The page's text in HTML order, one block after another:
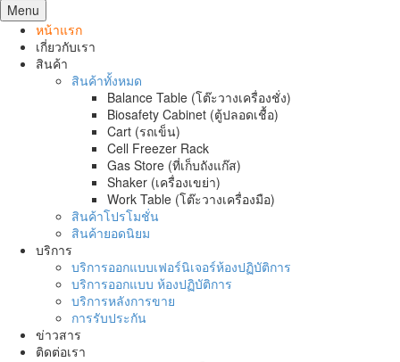
Menu
หน้าแรก
เกี่ยวกับเรา
สินค้า
สินค้าทั้งหมด
Balance Table (โต๊ะวางเครื่องชั่ง)
Biosafety Cabinet (ตู้ปลอดเชื้อ)
Cart (รถเข็น)
Cell Freezer Rack
Gas Store (ที่เก็บถังแก๊ส)
Shaker (เครื่องเขย่า)
Work Table (โต๊ะวางเครื่องมือ)
สินค้าโปรโมชั่น
สินค้ายอดนิยม
บริการ
บริการออกแบบเฟอร์นิเจอร์ห้องปฏิบัติการ
บริการออกแบบ ห้องปฏิบัติการ
บริการหลังการขาย
การรับประกัน
ข่าวสาร
ติดต่อเรา